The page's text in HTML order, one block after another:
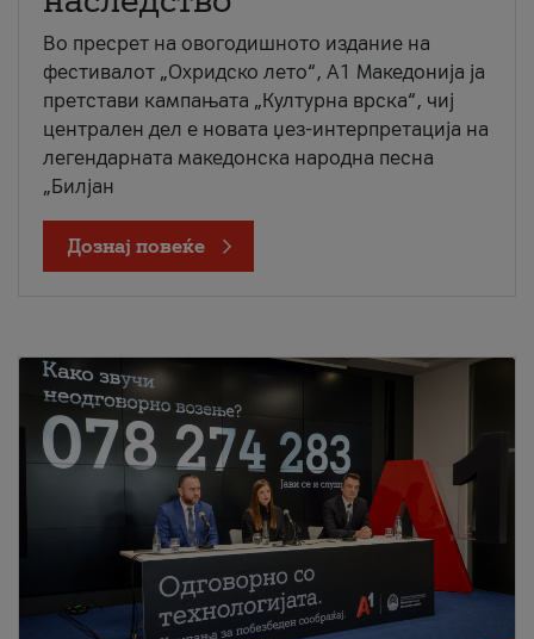
Во пресрет на овогодишното издание на
фестивалот „Охридско лето“, А1 Македонија ја
претстави кампањата „Културна врска“, чиј
централен дел е новата џез-интерпретација на
легендарната македонска народна песна
„Билјан
Дознај повеќе